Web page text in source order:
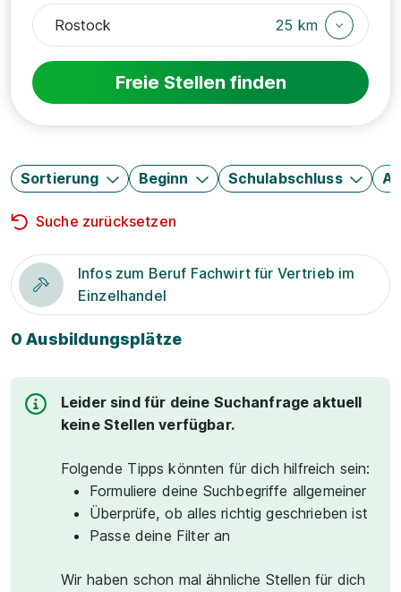
25 km
Freie Stellen finden
Sortierung Beginn Schulabschluss
Suche zurücksetzen
Infos zum Beruf Fachwirt für Vertrieb im
Einzelhandel
0 Ausbildungsplätze
Leider sind für deine Suchanfrage aktuell
keine Stellen verfügbar.
Folgende Tipps könnten für dich hilfreich sein:
Formuliere deine Suchbegriffe allgemeiner
Überprüfe, ob alles richtig geschrieben ist
Passe deine Filter an
Wir haben schon mal ähnliche Stellen für dich